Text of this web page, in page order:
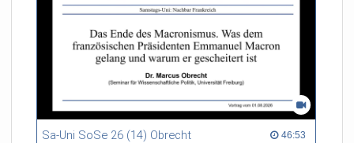
Sa-Uni SoSe 26 (14) Obrecht 46:53
46:53 duration